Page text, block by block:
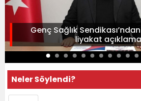
Genç Sağlık
liyakat
Neler Söylendi?